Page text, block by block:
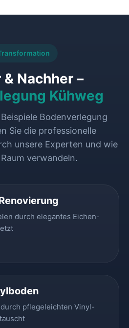
Nachher –
Kühweg
Bodenverlegung
Sie die professionelle
unsere Experten und wie
verwandeln.
durch elegantes Eichen-
pflegeleichten Vinyl-